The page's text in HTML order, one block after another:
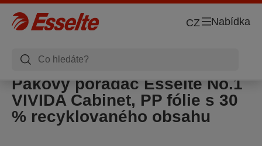
Nabídka
CZ
Pákový pořadač Esselte No.1
VIVIDA Cabinet, PP fólie s 30
% recyklovaného obsahu